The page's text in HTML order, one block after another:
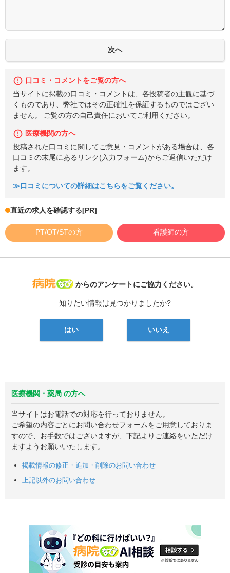
口コミ・コメントをご覧の方へ
当サイトに掲載の口コミ・コメントは、各投稿者の主観に基づ
くものであり、弊社ではその正確性を保証するものではござい
ません。 ご覧の方の自己責任においてご利用ください。
医療機関の方へ
投稿された口コミに関してご意見・コメントがある場合は、各
口コミの末尾にあるリンク(入力フォーム)からご返信いただけ
ます。
≫口コミについての詳細はこちらをご覧ください。
直近の求人を確認する[PR]
PT/OT/STの方 看護師の方
病院なび
からのアンケートにご協力ください。
知りたい情報は見つかりましたか?
はい いいえ
医療機関・薬局 の方へ
当サイトはお電話での対応を行っておりません。
ご希望の内容ごとにお問い合わせフォームをご用意しておりま
すので、お手数ではございますが、下記よりご連絡をいただけ
ますようお願いいたします。
掲載情報の修正・追加・削除のお問い合わせ
上記以外のお問い合わせ